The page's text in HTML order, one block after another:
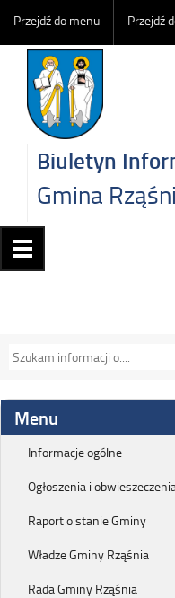
Przejdź do menu Przejdź
Biuletyn
Gmina
Menu
Informacje ogólne
Ogłoszenia i
Raport o stanie Gminy
Władze Gminy Rząśnia
Rada Gminy Rząśnia